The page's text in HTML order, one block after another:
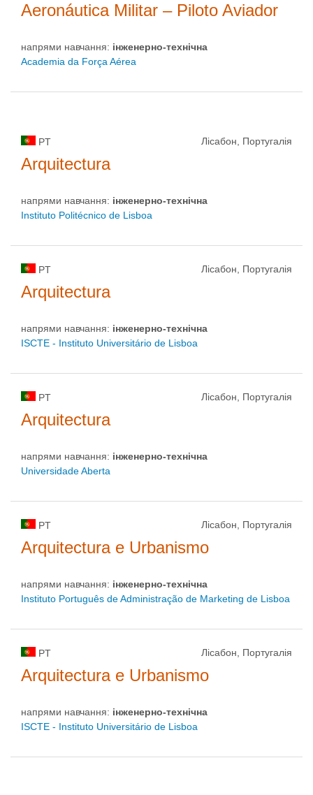
Aeronáutica Militar – Piloto Aviador
напрями навчання: інженерно-технічна
Academia da Força Aérea
PT Лісабон, Португалія
Arquitectura
напрями навчання: інженерно-технічна
Instituto Politécnico de Lisboa
PT Лісабон, Португалія
Arquitectura
напрями навчання: інженерно-технічна
ISCTE - Instituto Universitário de Lisboa
PT Лісабон, Португалія
Arquitectura
напрями навчання: інженерно-технічна
Universidade Aberta
PT Лісабон, Португалія
Arquitectura e Urbanismo
напрями навчання: інженерно-технічна
Instituto Português de Administração de Marketing de Lisboa
PT Лісабон, Португалія
Arquitectura e Urbanismo
напрями навчання: інженерно-технічна
ISCTE - Instituto Universitário de Lisboa